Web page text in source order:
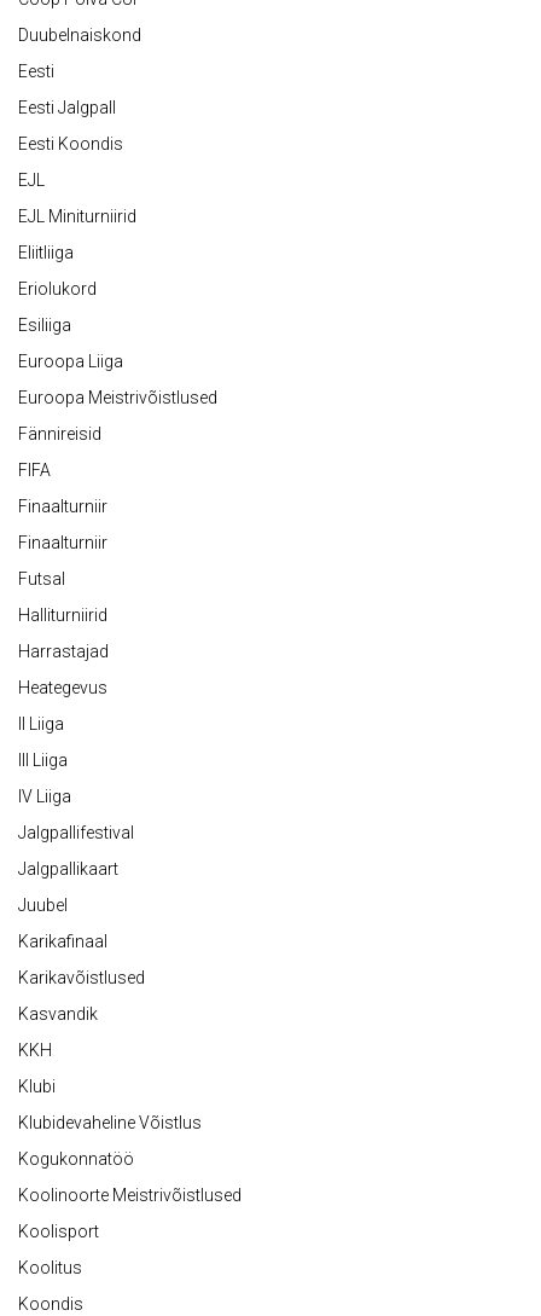
Duubelnaiskond
Eesti
Eesti Jalgpall
Eesti Koondis
EJL
EJL Miniturniirid
Eliitliiga
Eriolukord
Esiliiga
Euroopa Liiga
Euroopa Meistrivõistlused
Fännireisid
FIFA
Finaalturniir
Finaalturniir
Futsal
Halliturniirid
Harrastajad
Heategevus
II Liiga
III Liiga
IV Liiga
Jalgpallifestival
Jalgpallikaart
Juubel
Karikafinaal
Karikavõistlused
Kasvandik
KKH
Klubi
Klubidevaheline Võistlus
Kogukonnatöö
Koolinoorte Meistrivõistlused
Koolisport
Koolitus
Koondis